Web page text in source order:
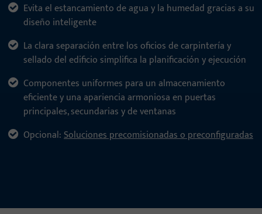
Evita el estancamiento de agua y la humedad gracias a su
diseño inteligente
La clara separación entre los oficios de carpintería y
sellado del edificio simplifica la planificación y ejecución
Componentes uniformes para un almacenamiento
eficiente y una apariencia armoniosa en puertas
principales, secundarias y de ventanas
Opcional:Soluciones precomisionadas o preconfiguradas